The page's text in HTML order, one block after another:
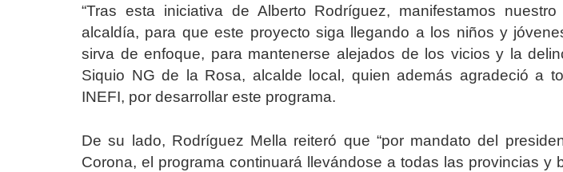
“Tras esta iniciativa de Alberto Rodríguez, manifestamos
alcaldía, para que este proyecto siga llegando a los niños y
sirva de enfoque, para mantenerse alejados de los vicios y la
Siquio NG de la Rosa, alcalde local, quien además agradeció a
INEFI, por desarrollar este programa.
De su lado, Rodríguez Mella reiteró que “por mandato del
Corona, el programa continuará llevándose a todas las provincias y